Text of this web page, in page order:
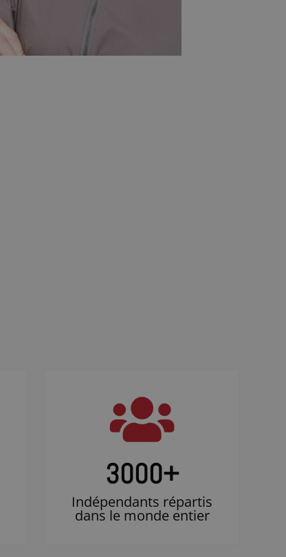
3000+
Indépendants répartis
dans le monde entier